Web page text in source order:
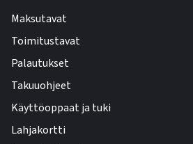
Maksutavat
Toimitustavat
Palautukset
Takuuohjeet
Käyttöoppaat ja tuki
Lahjakortti